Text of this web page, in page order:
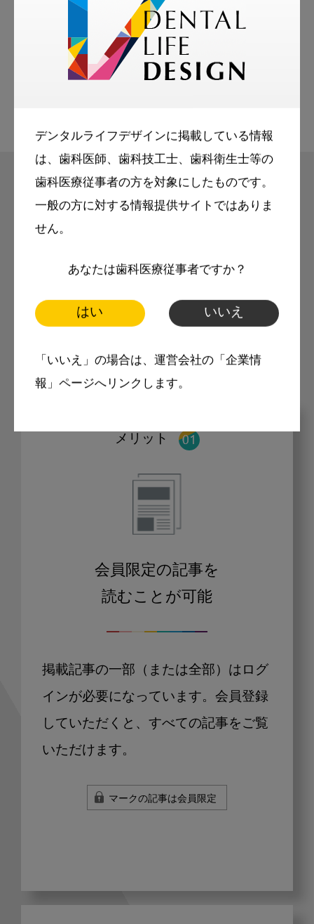
デンタルライフデザインに掲載している情報
は、歯科医師、歯科技工士、歯科衛生士等の
歯科医療従事者の方を対象にしたものです。
一般の方に対する情報提供サイトではありま
せん。
あなたは歯科医療従事者ですか？
はい いいえ
「いいえ」の場合は、運営会社の「企業情
報」ページへリンクします。
スマイル＋アーカイブ
動画 歯科衛生士
モリタ友の会に登録いただくと、デンタルライ
フデザインをもっと便利にご利用いただくこと
メリット
会員限定の記事を
読むことが可能
掲載記事の一部（または全部）はログ
インが必要になっています。会員登録
していただくと、すべての記事をご覧
いただけます。
マークの記事は会員限定